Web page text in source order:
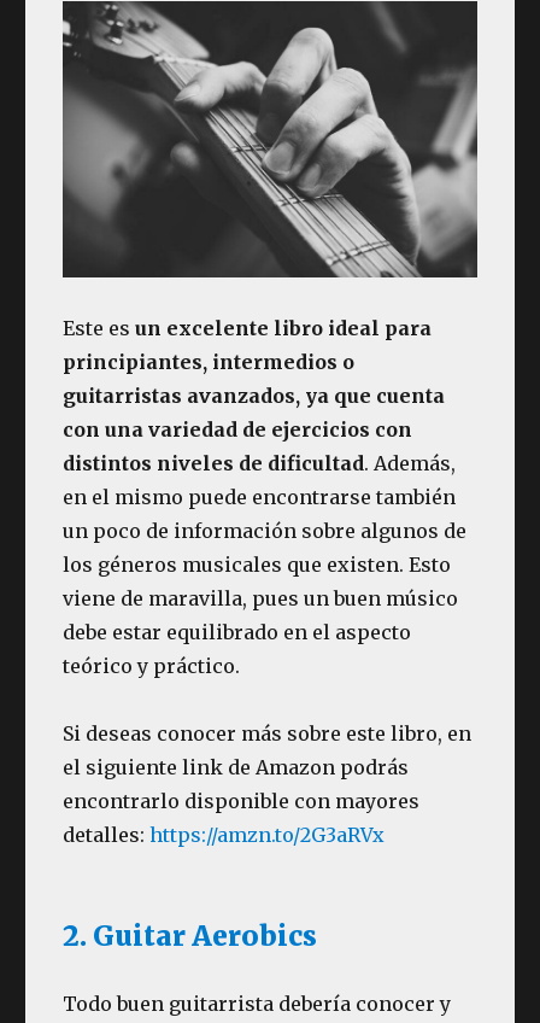
Este esun excelente libro ideal para
principiantes, intermedios o
guitarristas avanzados, ya que cuenta
con una variedad de ejercicios con
distintos niveles de dificultad. Además,
en el mismo puede encontrarse también
un poco de información sobre algunos de
los géneros musicales que existen. Esto
viene de maravilla, pues un buen músico
debe estar equilibrado en el aspecto
teórico y práctico.
Si deseas conocer más sobre este libro, en
el siguiente link de Amazon podrás
encontrarlo disponible con mayores
detalles:https://amzn.to/2G3aRVx
2. Guitar Aerobics
Todo buen guitarrista debería conocer y